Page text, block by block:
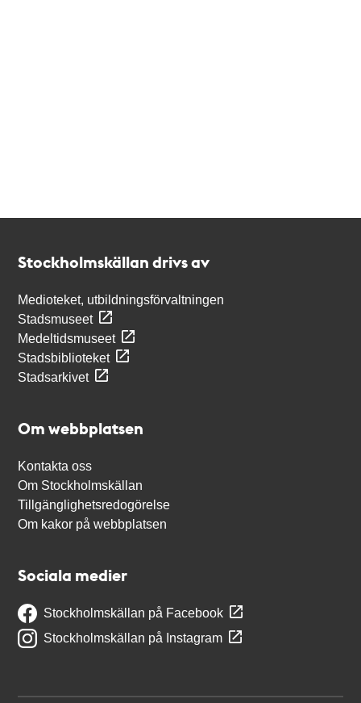
Stockholmskällan drivs av
Medioteket, utbildningsförvaltningen
Stadsmuseet
Medeltidsmuseet
Stadsbiblioteket
Stadsarkivet
Om webbplatsen
Kontakta oss
Om Stockholmskällan
Tillgänglighetsredogörelse
Om kakor på webbplatsen
Sociala medier
Stockholmskällan på Facebook
Stockholmskällan på Instagram